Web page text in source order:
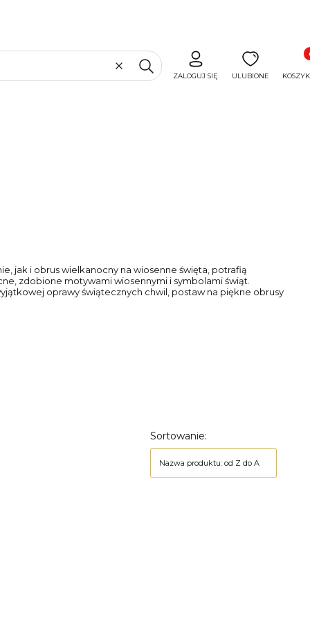
WyczyśćSzukaj ZALOGUJ SIĘ ULUBIONE KOSZYK
jak i obrus wielkanocny na wiosenne święta, potrafią
zdobione motywami wiosennymi i symbolami świąt.
oprawy świątecznych chwil, postaw na piękne obrusy
Sortowanie:
Nazwa produktu: od Z do A